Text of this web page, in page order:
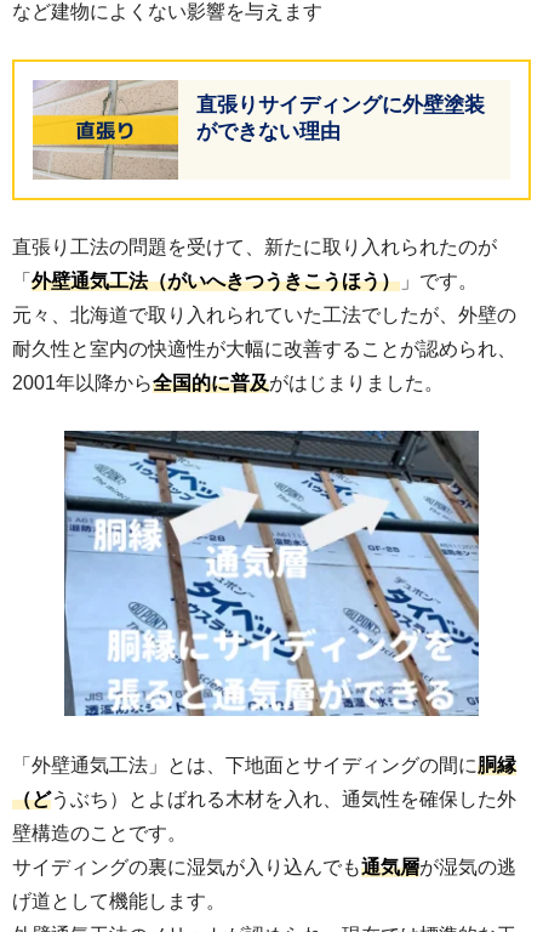
など建物によくない影響を与えます
直張りサイディングに外壁塗装
ができない理由
直張り工法の問題を受けて、新たに取り入れられたのが
「 外壁通気工法（がいへきつうきこうほう） 」です。
元々、北海道で取り入れられていた工法でしたが、外壁の
耐久性と室内の快適性が大幅に改善することが認められ、
2001年以降から全国的に普及がはじまりました。
「外壁通気工法」とは、下地面とサイディングの間に胴縁
（どうぶち）とよばれる木材を入れ、通気性を確保した外
壁構造のことです。
サイディングの裏に湿気が入り込んでも通気層が湿気の逃
げ道として機能します。